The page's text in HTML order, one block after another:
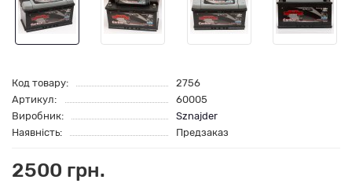
Код товару:
2756
Артикул:
60005
Виробник:
Sznajder
Наявність:
Предзаказ
2500 грн.